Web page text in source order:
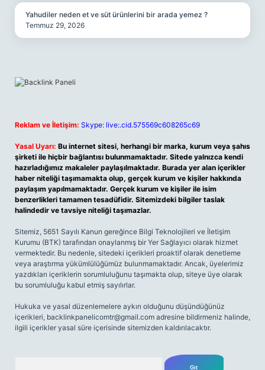
Yahudiler neden et ve süt ürünlerini bir arada yemez ?
Temmuz 29, 2026
Reklam ve İletişim: Skype: live:.cid.575569c608265c69
Yasal Uyarı: Bu internet sitesi, herhangi bir marka, kurum veya şahıs
şirketi ile hiçbir bağlantısı bulunmamaktadır. Sitede yalnızca kendi
hazırladığımız makaleler paylaşılmaktadır. Burada yer alan içerikler
haber niteliği taşımamakta olup, gerçek kurum ve kişiler hakkında
paylaşım yapılmamaktadır. Gerçek kurum ve kişiler ile isim
benzerlikleri tamamen tesadüfidir. Sitemizdeki bilgiler taslak
halindedir ve tavsiye niteliği taşımazlar.
Sitemiz, 5651 Sayılı Kanun gereğince Bilgi Teknolojileri ve İletişim
Kurumu (BTK) tarafından onaylanmış bir Yer Sağlayıcı olarak hizmet
vermektedir. Bu nedenle, sitedeki içerikleri proaktif olarak denetleme
veya araştırma yükümlülüğümüz bulunmamaktadır. Ancak, üyelerimiz
yazdıkları içeriklerin sorumluluğunu taşımakta olup, siteye üye olarak
bu sorumluluğu kabul etmiş sayılırlar.
Hukuka ve yasal düzenlemelere aykırı olduğunu düşündüğünüz
içerikleri, backlinkpanelicomtr@gmail.com adresine bildirmeniz halinde,
ilgili içerikler yasal süre içerisinde sitemizden kaldırılacaktır.